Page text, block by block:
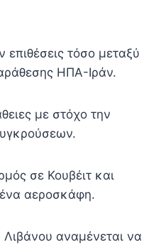
επιθέσεις τόσο μεταξύ
ΗΠΑ-Ιράν.
με στόχο την
σε Κουβέιτ και
αεροσκάφη.
Λιβάνου αναμένεται να